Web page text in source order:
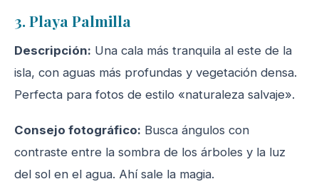
3. Playa Palmilla
Descripción: Una cala más tranquila al este de la
isla, con aguas más profundas y vegetación densa.
Perfecta para fotos de estilo «naturaleza salvaje».
Consejo fotográfico: Busca ángulos con
contraste entre la sombra de los árboles y la luz
del sol en el agua. Ahí sale la magia.